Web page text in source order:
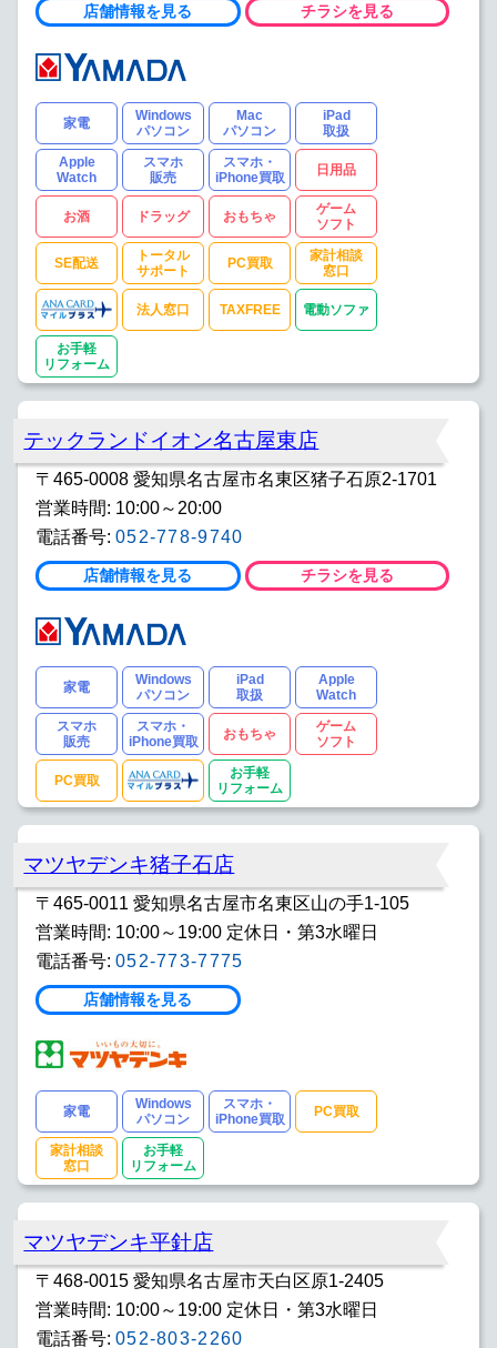
店舗情報を見る チラシを見る
家電
Windows
パソコン
Mac
パソコン
iPad
取扱
Apple
Watch
スマホ
販売
スマホ・
iPhone買取
日用品
お酒 ドラッグ おもちゃ
ゲーム
ソフト
SE配送
トータル
サポート
PC買取
家計相談
窓口
法人窓口 TAXFREE 電動ソファ
お手軽
リフォーム
テックランドイオン名古屋東店
〒465-0008 愛知県名古屋市名東区猪子石原2-1701
営業時間: 10:00～20:00
電話番号: 052-778-9740
店舗情報を見る チラシを見る
家電
Windows
パソコン
iPad
取扱
Apple
Watch
スマホ
販売
スマホ・
iPhone買取
おもちゃ
ゲーム
ソフト
PC買取
お手軽
リフォーム
マツヤデンキ猪子石店
〒465-0011 愛知県名古屋市名東区山の手1-105
営業時間: 10:00～19:00 定休日・第3水曜日
電話番号: 052-773-7775
店舗情報を見る
家電
Windows
パソコン
スマホ・
iPhone買取
PC買取
家計相談
窓口
お手軽
リフォーム
マツヤデンキ平針店
〒468-0015 愛知県名古屋市天白区原1-2405
営業時間: 10:00～19:00 定休日・第3水曜日
電話番号: 052-803-2260